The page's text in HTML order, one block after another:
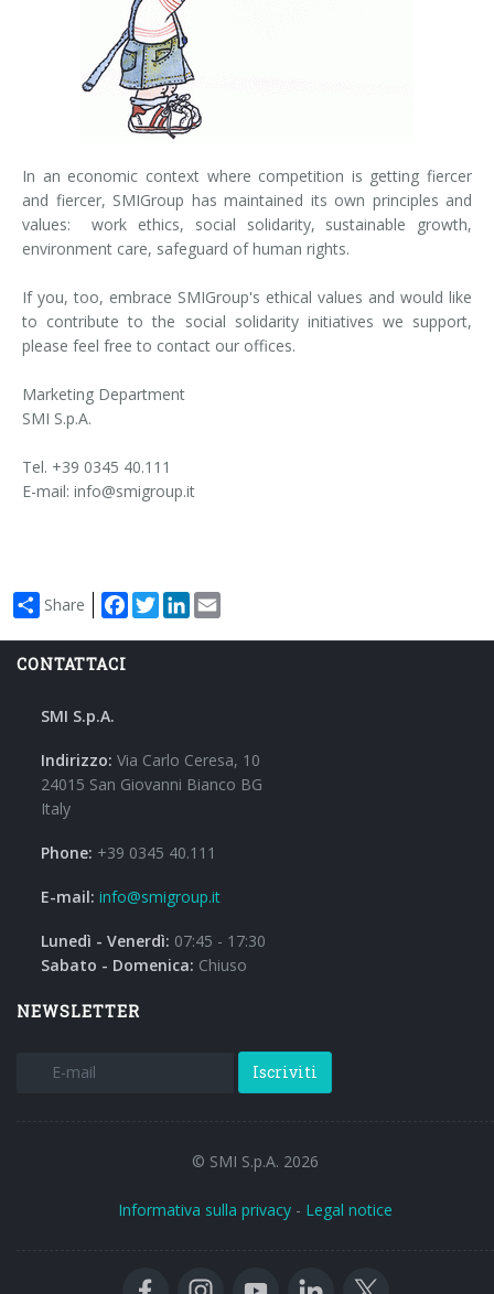
In an economic context where competition is getting fiercer
and fiercer, SMIGroup has maintained its own principles and
values: work ethics, social solidarity, sustainable growth,
environment care, safeguard of human rights.
If you, too, embrace SMIGroup's ethical values and would like
to contribute to the social solidarity initiatives we support,
please feel free to contact our offices.
Marketing Department
SMI S.p.A.
Tel. +39 0345 40.111
E-mail: info@smigroup.it
Share Facebook
TwitterLinkedIn
CONTATTACI
SMI S.p.A.
Indirizzo: Via Carlo Ceresa, 10
24015 San Giovanni Bianco BG
Italy
Phone: +39 0345 40.111
E-mail: info@smigroup.it
Lunedì - Venerdì: 07:45 - 17:30
Sabato - Domenica: Chiuso
NEWSLETTER
Iscriviti
© SMI S.p.A. 2026
Informativa sulla privacy - Legal notice